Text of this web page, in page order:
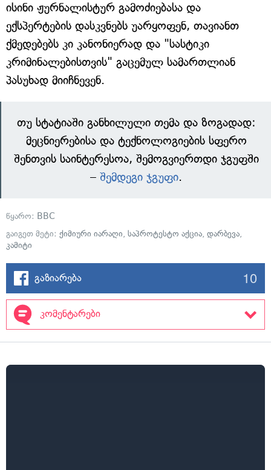
ისინი ჟურნალისტურ გამოძიებასა და
ექსპერტების დასკვნებს უარყოფენ, თავიანთ
ქმედებებს კი კანონიერად და "სასტიკი
კრიმინალებისთვის" გაცემულ სამართლიან
პასუხად მიიჩნევენ.
თუ სტატიაში განხილული თემა და ზოგადად:
მეცნიერებისა და ტექნოლოგიების სფერო
შენთვის საინტერესოა, შემოგვიერთდი ჯგუფში
– შემდეგი ჯგუფი.
წყარო: BBC
გაიგეთ მეტი: ქიმიური იარაღი, საპროტესტო აქცია, დარბევა,
კამიტი
გაზიარება 10
კომენტარები